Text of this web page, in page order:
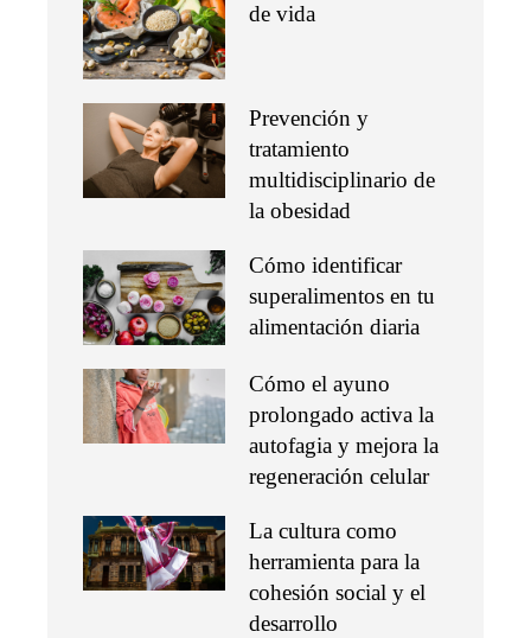
de vida
Prevención y
tratamiento
multidisciplinario de
la obesidad
Cómo identificar
superalimentos en tu
alimentación diaria
Cómo el ayuno
prolongado activa la
autofagia y mejora la
regeneración celular
La cultura como
herramienta para la
cohesión social y el
desarrollo